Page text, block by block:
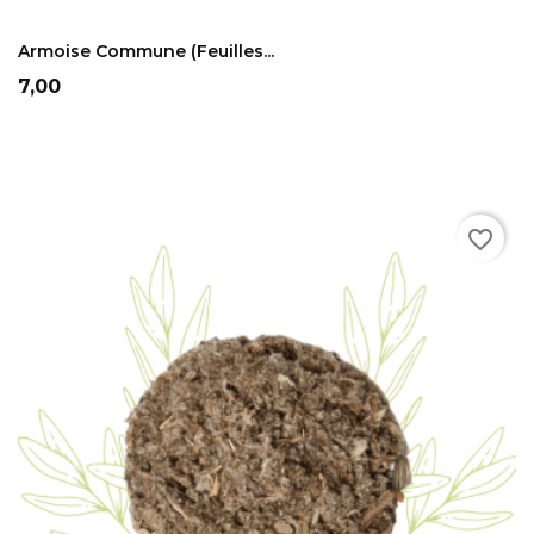
Armoise Commune (feuilles...
Prix
7,00
favorite_border